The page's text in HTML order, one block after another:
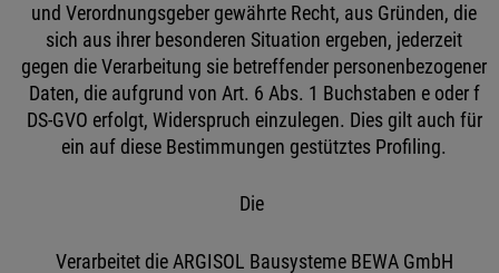
und Verordnungsgeber gewährte Recht, aus Gründen, die
sich aus ihrer besonderen Situation ergeben, jederzeit
gegen die Verarbeitung sie betreffender personenbezogener
Daten, die aufgrund von Art. 6 Abs. 1 Buchstaben e oder f
DS-GVO erfolgt, Widerspruch einzulegen. Dies gilt auch für
ein auf diese Bestimmungen gestütztes Profiling.
Die
Verarbeitet die ARGISOL Bausysteme BEWA GmbH